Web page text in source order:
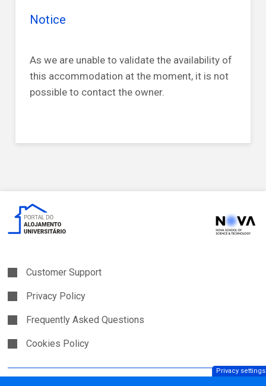
Notice
As we are unable to validate the availability of
this accommodation at the moment, it is not
possible to contact the owner.
Customer Support
Privacy Policy
Frequently Asked Questions
Cookies Policy
Privacy settings